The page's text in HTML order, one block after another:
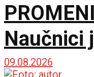
Naučnici
šta ga je
09.08.2026